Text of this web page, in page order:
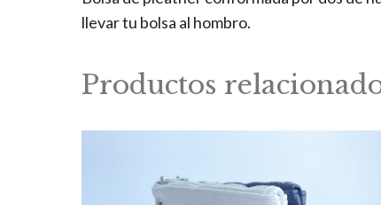
llevar tu bolsa al hombro.
Productos